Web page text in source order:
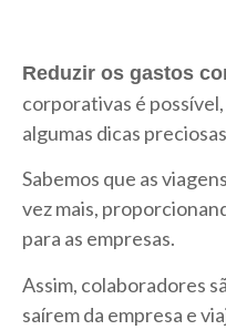
Reduzir os gastos
corporativas é
algumas dicas
Sabemos que as
vez mais,
para as empresas.
Assim, colaboradores
saírem da empresa e